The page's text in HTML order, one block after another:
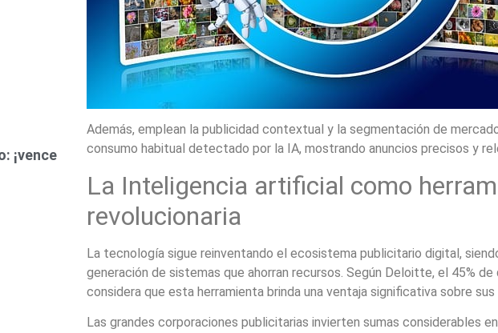
¡vence
Además, emplean la publicidad contextual y la segmentación de
consumo habitual detectado por la IA, mostrando anuncios precisos y
La Inteligencia artificial como
revolucionaria
La tecnología sigue reinventando el ecosistema publicitario digital,
generación de sistemas que ahorran recursos. Según Deloitte, el 45%
considera que esta herramienta brinda una ventaja significativa sobre
Las grandes corporaciones publicitarias invierten sumas considerables